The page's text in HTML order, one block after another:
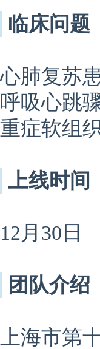
临床问题
心肺复苏
呼吸心跳
重症软组
上线时间
12月30日
团队介绍
上海市第